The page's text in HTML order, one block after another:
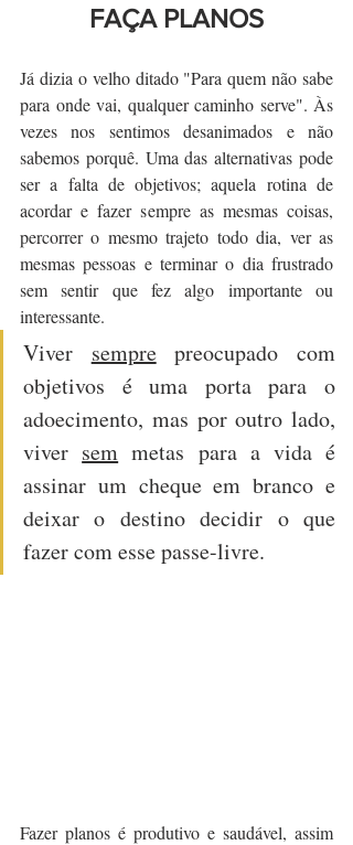
FAÇA PLANOS
Já dizia o velho ditado "Para quem não sabe
para onde vai, qualquer caminho serve". Às
vezes nos sentimos desanimados e não
sabemos porquê. Uma das alternativas pode
ser a falta de objetivos; aquela rotina de
acordar e fazer sempre as mesmas coisas,
percorrer o mesmo trajeto todo dia, ver as
mesmas pessoas e terminar o dia frustrado
sem sentir que fez algo importante ou
interessante.
Viver sempre preocupado com
objetivos é uma porta para o
adoecimento, mas por outro lado,
viver sem metas para a vida é
assinar um cheque em branco e
deixar o destino decidir o que
fazer com esse passe-livre.
Fazer planos é produtivo e saudável, assim